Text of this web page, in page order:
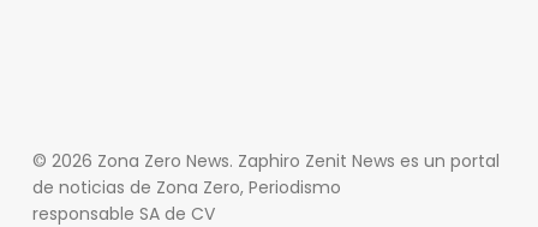
© 2026 Zona Zero News. Zaphiro Zenit News es un portal
de noticias de Zona Zero, Periodismo
responsable SA de CV